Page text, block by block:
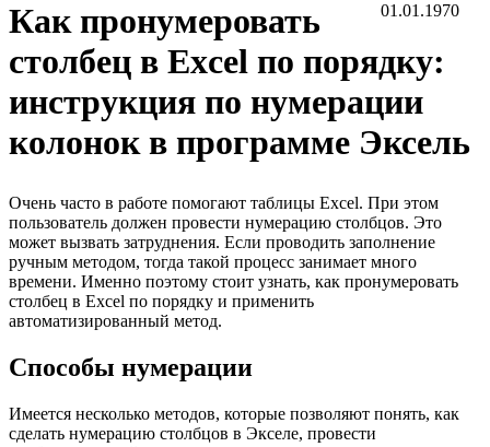
01.01.1970
Как пронумеровать
столбец в Excel по порядку:
инструкция по нумерации
колонок в программе Эксель
Очень часто в работе помогают таблицы Excel. При этом
пользователь должен провести нумерацию столбцов. Это
может вызвать затруднения. Если проводить заполнение
ручным методом, тогда такой процесс занимает много
времени. Именно поэтому стоит узнать, как пронумеровать
столбец в Excel по порядку и применить
автоматизированный метод.
Способы нумерации
Имеется несколько методов, которые позволяют понять, как
сделать нумерацию столбцов в Экселе, провести